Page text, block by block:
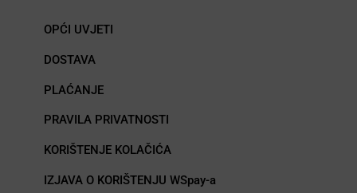
OPĆI UVJETI
DOSTAVA
PLAĆANJE
PRAVILA PRIVATNOSTI
KORIŠTENJE KOLAČIĆA
IZJAVA O KORIŠTENJU WSpay-a